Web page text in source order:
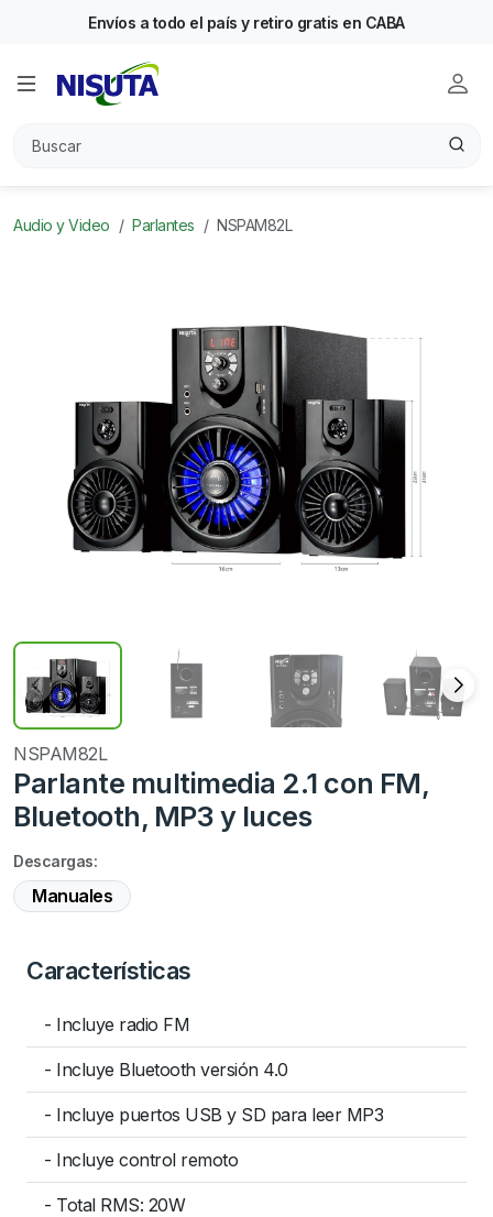
Envíos a todo el país y retiro gratis en CABA
Audio y Video Parlantes NSPAM82L
NSPAM82L
Parlante multimedia 2.1 con FM,
Bluetooth, MP3 y luces
Descargas:
Manuales
Características
- Incluye radio FM
- Incluye Bluetooth versión 4.0
- Incluye puertos USB y SD para leer MP3
- Incluye control remoto
- Total RMS: 20W